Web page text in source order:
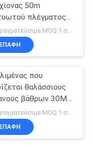
50m
πλέγματος
λιμενικός Διαπραγματεύσιμα MOQ:1 σύνολο
ΕΠΑΦΉ
που
θαλάσσιους
βάθρων 30M
ηλεκτρικούς
Διαπραγματεύσιμα MOQ:1 σύνολο
ΕΠΑΦΉ